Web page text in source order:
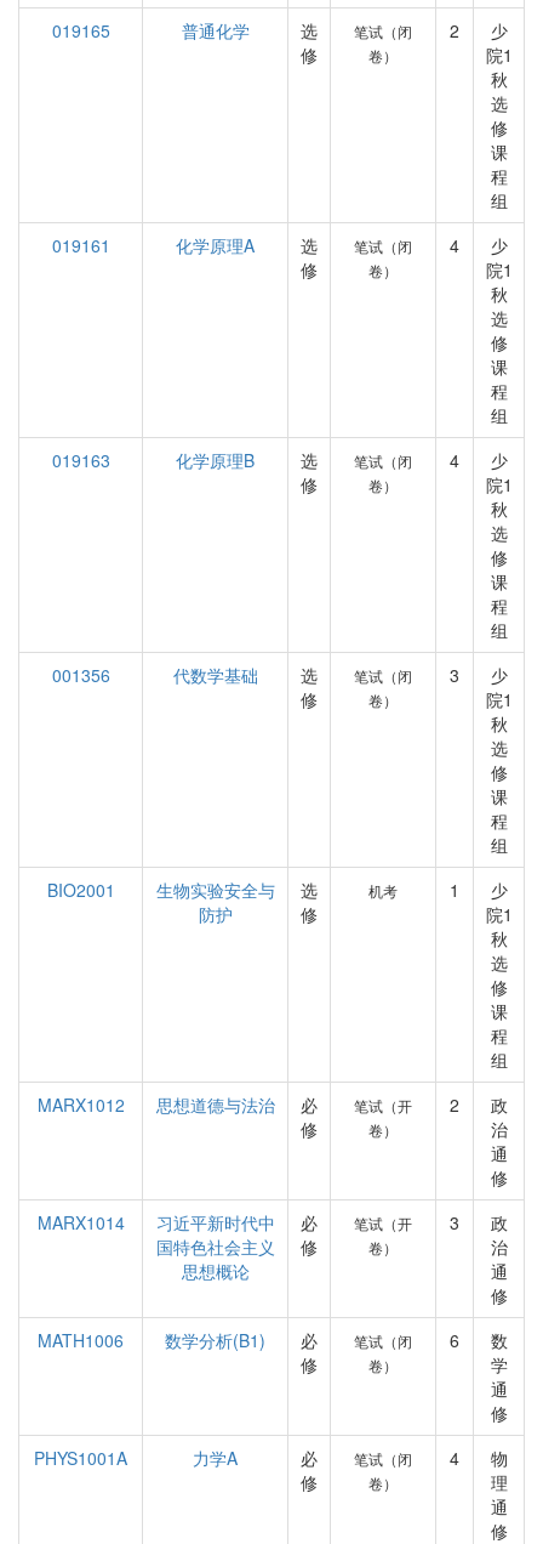
019165 普通化学
选
修
笔试（闭
卷）
2
少
院1
秋
选
修
课
程
组
019161
化学原理A
选
修
笔试（闭
卷）
4
少
院1
秋
选
修
课
程
组
019163
化学原理B
选
修
笔试（闭
卷）
4
少
院1
秋
选
修
课
程
组
001356
代数学基础
选
修
笔试（闭
卷）
3
少
院1
秋
选
修
课
程
组
BIO2001
生物实验安全与
防护
选
修
机考 1
少
院1
秋
选
修
课
程
组
MARX1012
思想道德与法治
必
修
笔试（开
卷）
2
政
治
通
修
MARX1014
习近平新时代中
国特色社会主义
思想概论
必
修
笔试（开
卷）
3
政
治
通
修
MATH1006
数学分析(B1)
必
修
笔试（闭
卷）
6
数
学
通
修
PHYS1001A
力学A
必
修
笔试（闭
卷）
4
物
理
通
修